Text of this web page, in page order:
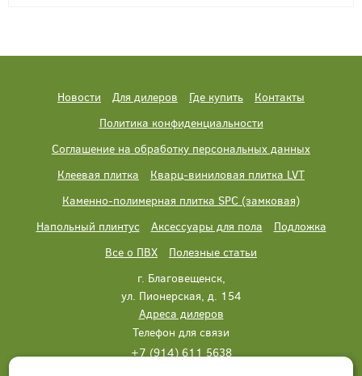
Новости Для дилеров Где купить
Контакты
Политика конфиденциальности
Соглашение на обработку персональных данных
Клеевая плитка
Кварц-виниловая плитка LVT
Каменно-полимерная плитка SPC (замковая)
Напольный плинтус
Аксессуары для пола
Подложка
Все о ПВХ
Полезные статьи
г. Благовещенск,
ул. Пионерская, д. 154
Адреса дилеров
Телефон для связи
+7 (914) 611 5638